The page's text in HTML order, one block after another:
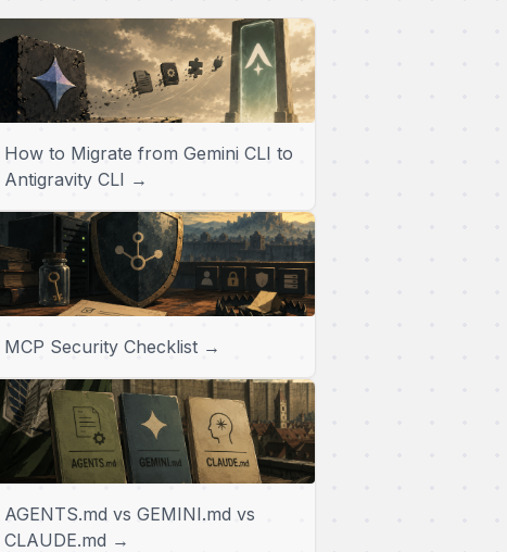
How to Migrate from Gemini CLI to
Antigravity CLI →
MCP Security Checklist →
AGENTS.md vs GEMINI.md vs
CLAUDE.md →